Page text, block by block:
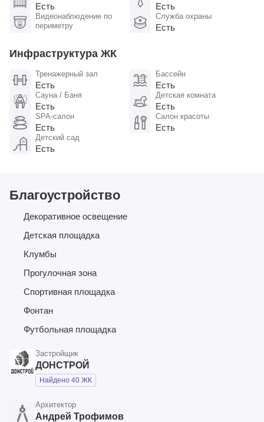
Есть Есть
Видеонаблюдение по
периметру
Служба охраны
Есть
Инфраструктура ЖК
Тренажерный зал
Есть
Бассейн
Есть
Сауна / Баня
Есть
Детская комната
Есть
SPA-салон
Есть
Салон красоты
Есть
Детский сад
Есть
Благоустройство
Декоративное освещение
Детская площадка
Клумбы
Прогулочная зона
Спортивная площадка
Фонтан
Футбольная площадка
Застройщик
ДОНСТРОЙ
Найдено 40 ЖК
Архитектор
Андрей Трофимов